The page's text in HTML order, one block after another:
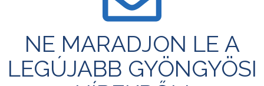
NE MARADJON LE A
LEGÚJABB GYÖNGYÖSI